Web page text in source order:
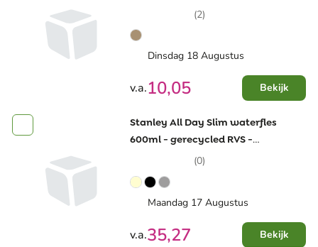
(2)
Dinsdag 18 Augustus
v.a.10,05 Bekijk
Stanley All Day Slim waterfles
600ml - gerecycled RVS -
dubbelwandig - lekvrij
(0)
Maandag 17 Augustus
v.a.35,27 Bekijk